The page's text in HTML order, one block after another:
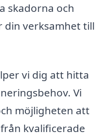
skadorna och
din verksamhet till
vi dig att hitta
Vi
möjligheten att
kvalificerade